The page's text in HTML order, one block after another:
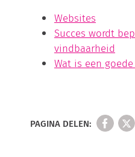
Websites
Succes wordt
vindbaarheid
Wat is een
PAGINA DELEN: